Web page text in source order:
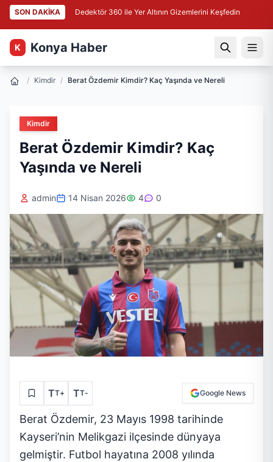
SON DAKİKA Dedektör 360 ile Yer Altının Gizemlerini Keşfedin
K Konya Haber
/ Kimdir / Berat Özdemir Kimdir? Kaç Yaşında ve Nereli
Kimdir
Berat Özdemir Kimdir? Kaç
Yaşında ve Nereli
admin 14 Nisan 2026 4 0
TT+ TT- Google News
Berat Özdemir, 23 Mayıs 1998 tarihinde
Kayseri’nin Melikgazi ilçesinde dünyaya
gelmiştir. Futbol hayatına 2008 yılında